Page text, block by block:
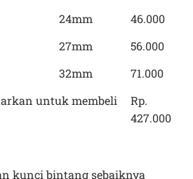
24mm
46.000
27mm
56.000
32mm
71.000
untuk membeli
Rp.
427.000
kunci bintang sebaiknya